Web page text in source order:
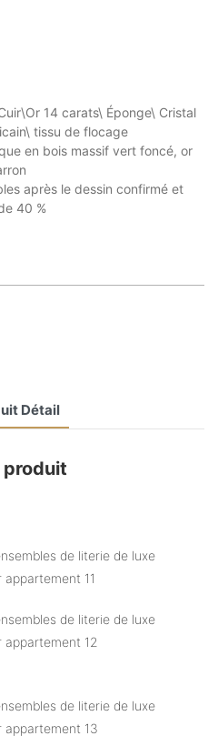
14 carats\ Éponge\ Cristal
tissu de flocage
en bois massif vert foncé, or
après le dessin confirmé et
40 %
Détail
produit